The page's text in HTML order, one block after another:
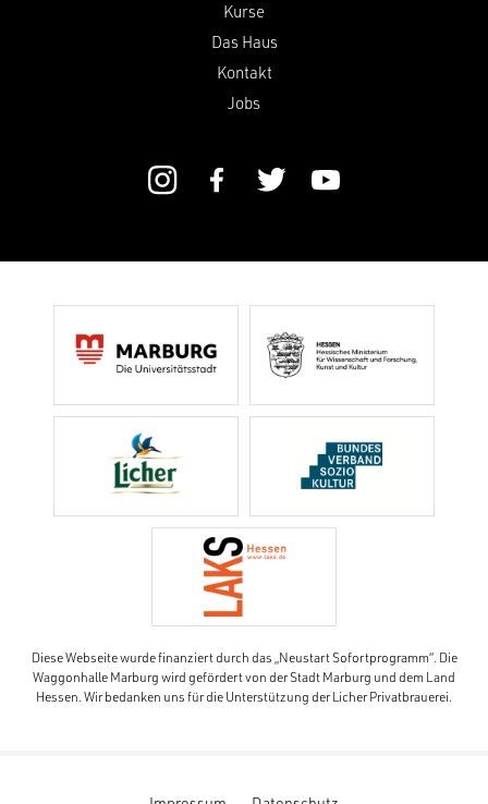
Kurse
Das Haus
Kontakt
Jobs
Diese Webseite wurde finanziert durch das „Neustart Sofortprogramm“. Die
Waggonhalle Marburg wird gefördert von der Stadt Marburg und dem Land
Hessen. Wir bedanken uns für die Unterstützung der Licher Privatbrauerei.